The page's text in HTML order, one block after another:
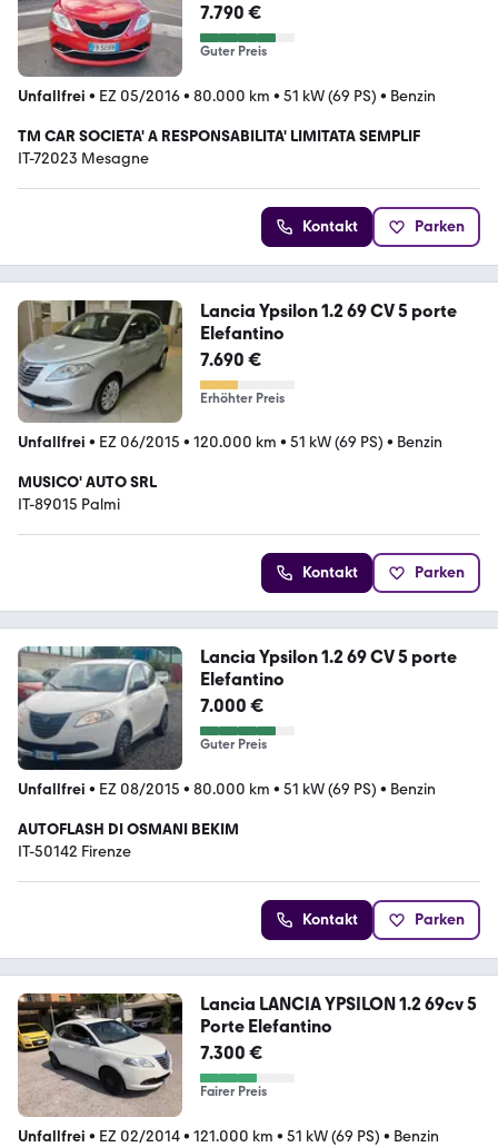
7.790 €
Guter Preis
Unfallfrei • EZ 05/2016• 80.000 km • 51 kW (69 PS) • Benzin
TM CAR SOCIETA' A RESPONSABILITA' LIMITATA SEMPLIF
IT-72023 Mesagne
Kontakt Parken
Lancia Ypsilon 1.2 69 CV 5 porte
Elefantino
7.690 €
Erhöhter Preis
Unfallfrei • EZ 06/2015 • 120.000 km • 51 kW (69 PS) • Benzin
MUSICO' AUTO SRL
IT-89015 Palmi
Kontakt Parken
Lancia Ypsilon 1.2 69 CV 5 porte
Elefantino
7.000 €
Guter Preis
Unfallfrei • EZ 08/2015 • 80.000 km • 51 kW (69 PS) • Benzin
AUTOFLASH DI OSMANI BEKIM
IT-50142 Firenze
Kontakt Parken
Lancia LANCIA YPSILON 1.2 69cv 5
Porte Elefantino
7.300 €
Fairer Preis
Unfallfrei • EZ 02/2014• 121.000 km • 51 kW (69 PS) • Benzin